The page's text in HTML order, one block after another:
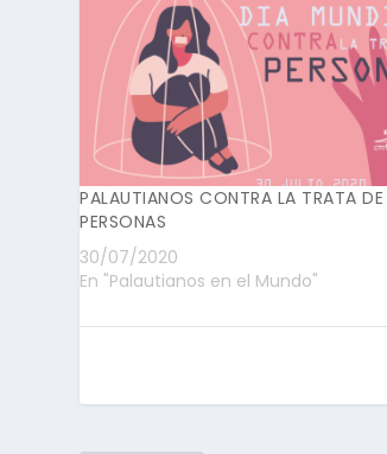
PALAUTIANOS CONTRA LA TRATA DE
PERSONAS
30/07/2020
En "Palautianos en el Mundo"